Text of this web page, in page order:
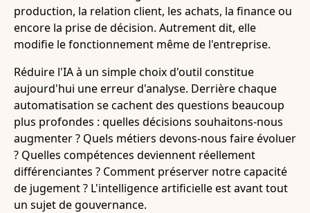
production, la relation client, les achats, la finance ou
encore la prise de décision. Autrement dit, elle
modifie le fonctionnement même de l'entreprise.
Réduire l'IA à un simple choix d'outil constitue
aujourd'hui une erreur d'analyse. Derrière chaque
automatisation se cachent des questions beaucoup
plus profondes : quelles décisions souhaitons-nous
augmenter ? Quels métiers devons-nous faire évoluer
? Quelles compétences deviennent réellement
différenciantes ? Comment préserver notre capacité
de jugement ? L'intelligence artificielle est avant tout
un sujet de gouvernance.